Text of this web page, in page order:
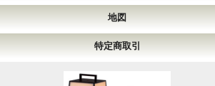
地図
特定商取引